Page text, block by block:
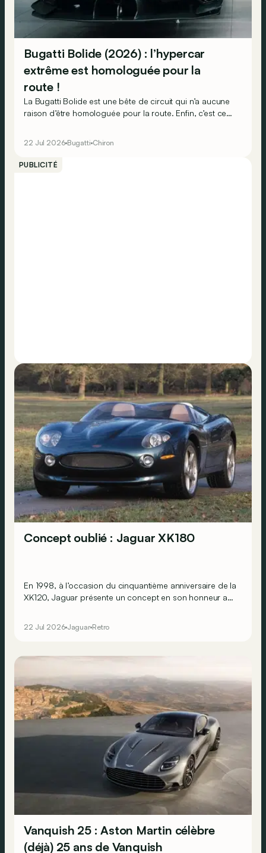
Bugatti Bolide (2026) : l’hypercar
extrême est homologuée pour la
route !
La Bugatti Bolide est une bête de circuit qui n’a aucune
raison d’être homologuée pour la route. Enfin, c’est ce
22 Jul 2026 Bugatti Chiron
PUBLICITÉ
Concept oublié : Jaguar XK180
En 1998, à l’occasion du cinquantième anniversaire de la
XK120, Jaguar présente un concept en son honneur au
22 Jul 2026 Jaguar Retro
Vanquish 25 : Aston Martin célèbre
(déjà) 25 ans de Vanquish